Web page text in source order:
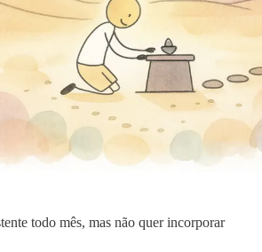
todo mês, mas não quer incorporar